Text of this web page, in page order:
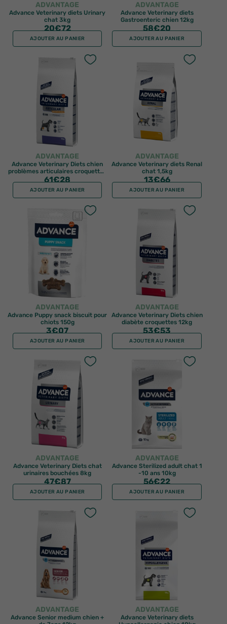
ADVANTAGE
Advance Veterinary diets Urinary
chat 3kg
20€72
AJOUTER AU PANIER
ADVANTAGE
Advance Veterinary diets
Gastroenteric chien 12kg
58€20
AJOUTER AU PANIER
ADVANTAGE
Advance Veterinary Diets chien
problèmes articulaires croquettes
12kg
61€28
AJOUTER AU PANIER
ADVANTAGE
Advance Veterinary diets Renal
chat 1,5kg
13€66
AJOUTER AU PANIER
ADVANTAGE
Advance Puppy snack biscuit pour
chiots 150g
3€07
AJOUTER AU PANIER
ADVANTAGE
Advance Veterinary Diets chien
diabète croquettes 12kg
53€53
AJOUTER AU PANIER
ADVANTAGE
Advance Veterinary Diets chat
urinaires bouchées 8kg
47€87
AJOUTER AU PANIER
ADVANTAGE
Advance Sterilized adult chat 1
-10 ans 10kg
56€22
AJOUTER AU PANIER
ADVANTAGE
Advance Senior medium chien +
ADVANTAGE
Advance Veterinary diets